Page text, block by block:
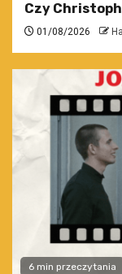
Czy
01/08/2026
6 min przeczytania